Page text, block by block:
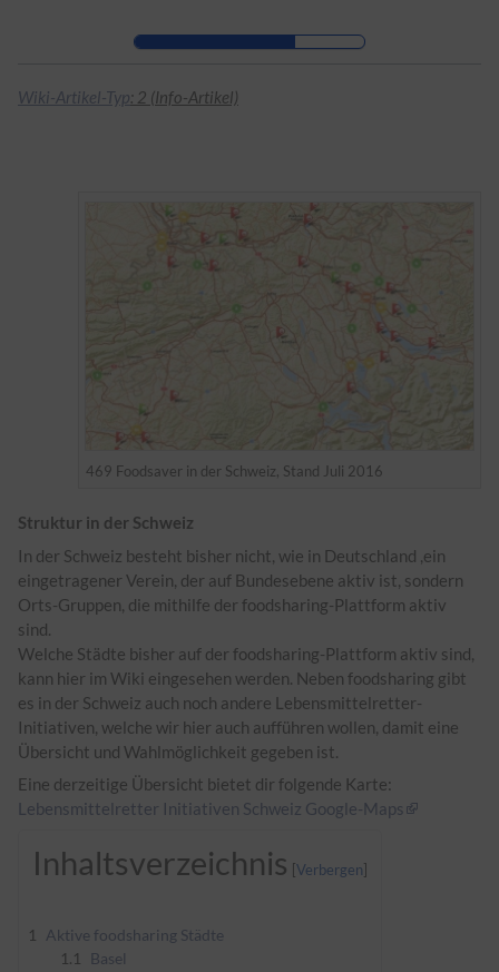
Zur Hauptnavigation
Wiki-Artikel-Typ: 2 (Info-Artikel)
469 Foodsaver in der Schweiz, Stand Juli 2016
Struktur in der Schweiz
In der Schweiz besteht bisher nicht, wie in Deutschland ,ein
eingetragener Verein, der auf Bundesebene aktiv ist, sondern
Orts-Gruppen, die mithilfe der foodsharing-Plattform aktiv
sind.
Welche Städte bisher auf der foodsharing-Plattform aktiv sind,
kann hier im Wiki eingesehen werden. Neben foodsharing gibt
es in der Schweiz auch noch andere Lebensmittelretter-
Initiativen, welche wir hier auch aufführen wollen, damit eine
Übersicht und Wahlmöglichkeit gegeben ist.
Eine derzeitige Übersicht bietet dir folgende Karte:
Lebensmittelretter Initiativen Schweiz Google-Maps
Inhaltsverzeichnis
1
Aktive foodsharing Städte
1.1
Basel